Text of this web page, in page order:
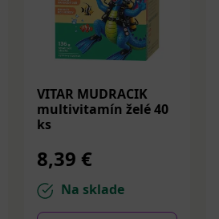
VITAR MUDRACIK
multivitamín želé 40
ks
8,39 €
Na sklade